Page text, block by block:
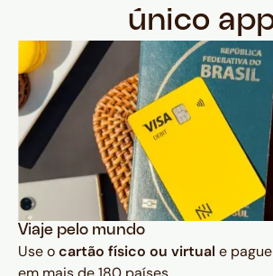
único
Viaje pelo mundo
Use ocartão físico ou virtual e